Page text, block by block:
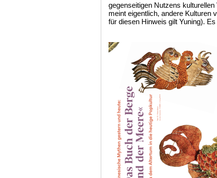
gegenseitigen Nutzens
meint eigentlich, andere Kulturen
für diesen Hinweis gilt Yuning).